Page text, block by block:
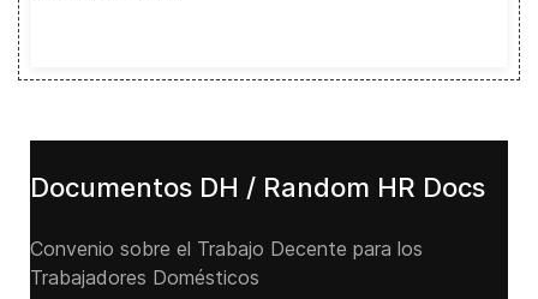
Documentos DH / Random HR Docs
Convenio sobre el Trabajo Decente para los
Trabajadores Domésticos